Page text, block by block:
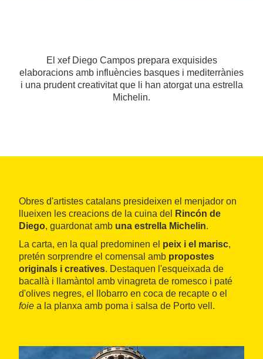
El xef Diego Campos prepara exquisides
elaboracions amb influències basques i mediterrànies
i una prudent creativitat que li han atorgat una estrella
Michelin.
Obres d'artistes catalans presideixen el menjador on
llueixen les creacions de la cuina del
Rincón de
Diego, guardonat amb una estrella Michelin.
La carta, en la qual predominen el peix i el marisc,
pretén sorprendre el comensal amb propostes
originals i creatives. Destaquen l'esqueixada de
bacallà i llamàntol amb vinagreta de romesco i paté
d'olives negres, el llobarro en coca de recapte o el
foie a la planxa amb poma i salsa de Porto vell.